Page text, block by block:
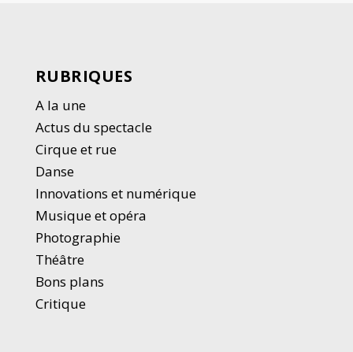
RUBRIQUES
A la une
Actus du spectacle
Cirque et rue
Danse
Innovations et numérique
Musique et opéra
Photographie
Théâtre
Bons plans
Critique